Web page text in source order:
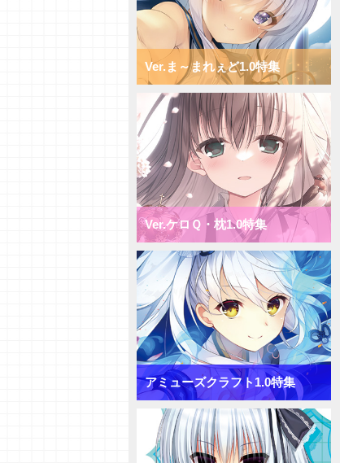
強化！ ニトロオリジン1.0 ミッ
クス日単デッキ
【デッキ紹介】超大型キャラで蹂
躙せよ！ ニトロオリジン1.0 ミ
ックス宙単デッキ
【デッキ紹介】サポートと移動で
攻め続けろ！ ニトロオリジン
1.0 ミックス花単デッキ
【デッキ紹介】超大型キャラへコ
ンバート！ ニトロオリジン1.0
ミックス月単デッキ
【デッキ紹介】盤面一掃で隙を突
け！ ニトロオリジン1.0 ミック
ス雪単デッキ
【初心者向けVol.38】「ターンリ
カバリー」「プリンシパル」「サ
プライズ」について
【初心者向けVol.37】「おうちで
リセ」をやってみよう！
【研究員イチオシカード紹介
Vol.65】きゃべつそふと1.0【初
心者向け】
【研究員イチオシカード紹介
Vol.64】きゃべつそふと1.0【初
心者向け】
【研究員イチオシカード紹介
Vol.63】きゃべつそふと1.0【初
心者向け】
Ver.ま～まれぇど1.0特集
Ver.ケロＱ・枕1.0特集
アミューズクラフト1.0特集